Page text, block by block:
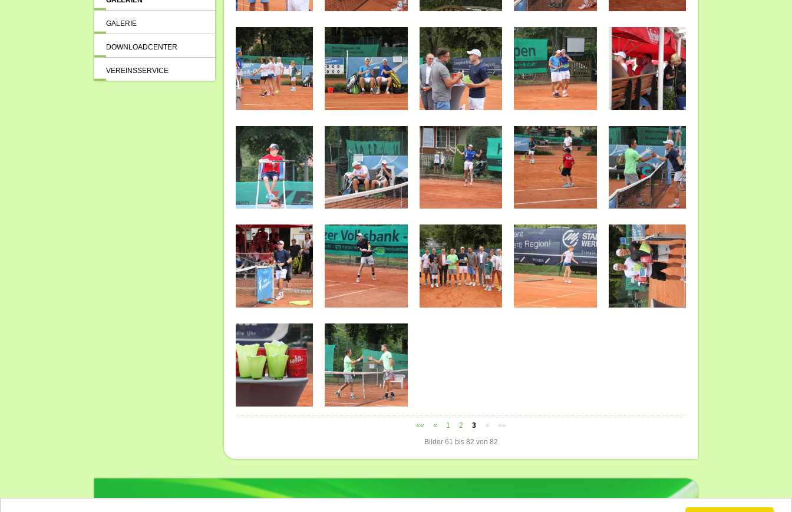
GALERIE
DOWNLOADCENTER
VEREINSSERVICE
«« « 1 2 3 »
»»
Bilder 61 bis 82 von 82